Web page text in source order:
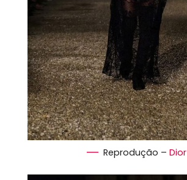
Reprodução –Dior